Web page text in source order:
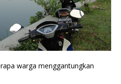
warga menggantungkan